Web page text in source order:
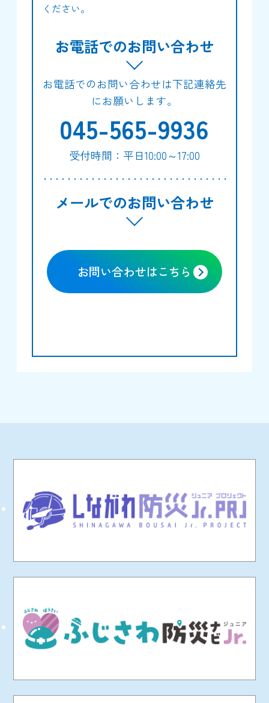
ください。
お電話でのお問い合わせ
お電話でのお問い合わせは下記連絡先
にお願いします。
045-565-9936
受付時間：平日10:00～17:00
メールでのお問い合わせ
お問い合わせはこちら